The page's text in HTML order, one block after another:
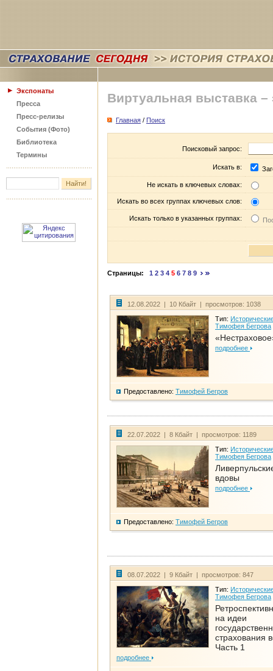
Экспонаты
Пресса
Пресс-релизы
События (Фото)
Библиотека
Термины
Виртуальная выставка –
Главная / Поиск
Поисковый запрос:
Искать в:
Не искать в ключевых словах:
Искать во всех группах ключевых слов:
Искать только в указанных группах:
Страницы: 1 2 3 4 5 6 7 8 9
12.08.2022 | 10 Кбайт | просмотров: 1038
Тип:
Тимофея Бегрова
подробнее
Предоставлено: Тимофей Бегров
22.07.2022 | 8 Кбайт | просмотров: 1189
Тип:
Тимофея Бегрова
вдовы
подробнее
Предоставлено: Тимофей Бегров
08.07.2022 | 9 Кбайт | просмотров: 847
Тип:
Тимофея Бегрова
на идеи
страхования
Часть 1
подробнее